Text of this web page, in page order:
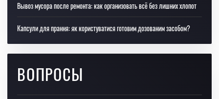
Вывоз мусора после ремонта: как организовать всё без лишних хлопот
Капсули для прання: як користуватися готовим дозованим засобом?
ВОПРОСЫ